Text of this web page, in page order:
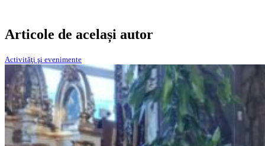
Articole de același autor
Activităţi şi evenimente